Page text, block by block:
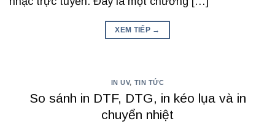
XEM TIẾP →
IN UV, TIN TỨC
So sánh in DTF, DTG, in kéo lụa và in
chuyển nhiệt